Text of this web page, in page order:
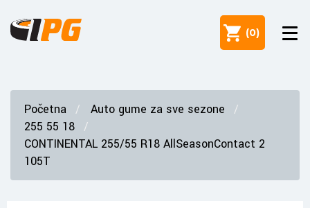
(0)
Početna
Auto gume za sve sezone
255 55 18
CONTINENTAL 255/55 R18 AllSeasonContact 2
105T